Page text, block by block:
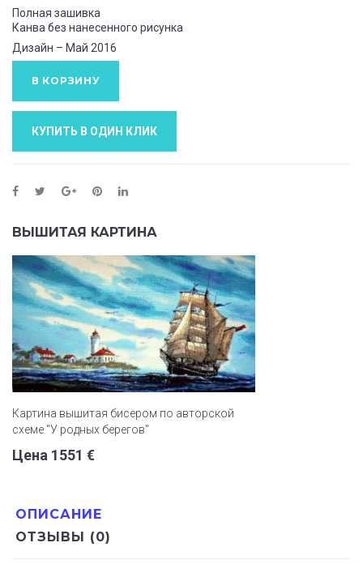
Полная зашивка
Канва без нанесенного рисунка
Дизайн – Май 2016
В КОРЗИНУ
КУПИТЬ В ОДИН КЛИК
ОПИСАНИЕ
ОТЗЫВЫ (0)
ВЫШИТАЯ КАРТИНА
Картина вышитая бисером по авторской
схеме "У родных берегов"
Цена 1551 €